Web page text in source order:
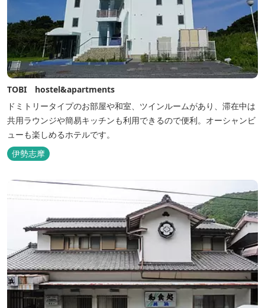
TOBI hostel&apartments
ドミトリータイプのお部屋や和室、ツインルームがあり、滞在中は
共用ラウンジや簡易キッチンも利用できるので便利。オーシャンビ
ューも楽しめるホテルです。
伊勢志摩